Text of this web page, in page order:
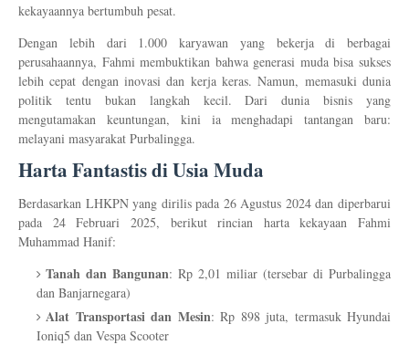
kekayaannya bertumbuh pesat.
Dengan lebih dari 1.000 karyawan yang bekerja di berbagai
perusahaannya, Fahmi membuktikan bahwa generasi muda bisa sukses
lebih cepat dengan inovasi dan kerja keras. Namun, memasuki dunia
politik tentu bukan langkah kecil. Dari dunia bisnis yang
mengutamakan keuntungan, kini ia menghadapi tantangan baru:
melayani masyarakat Purbalingga.
Harta Fantastis di Usia Muda
Berdasarkan LHKPN yang dirilis pada 26 Agustus 2024 dan diperbarui
pada 24 Februari 2025, berikut rincian harta kekayaan Fahmi
Muhammad Hanif:
Tanah dan Bangunan: Rp 2,01 miliar (tersebar di Purbalingga
dan Banjarnegara)
Alat Transportasi dan Mesin: Rp 898 juta, termasuk Hyundai
Ioniq5 dan Vespa Scooter